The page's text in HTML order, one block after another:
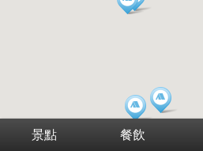
景點 餐飲